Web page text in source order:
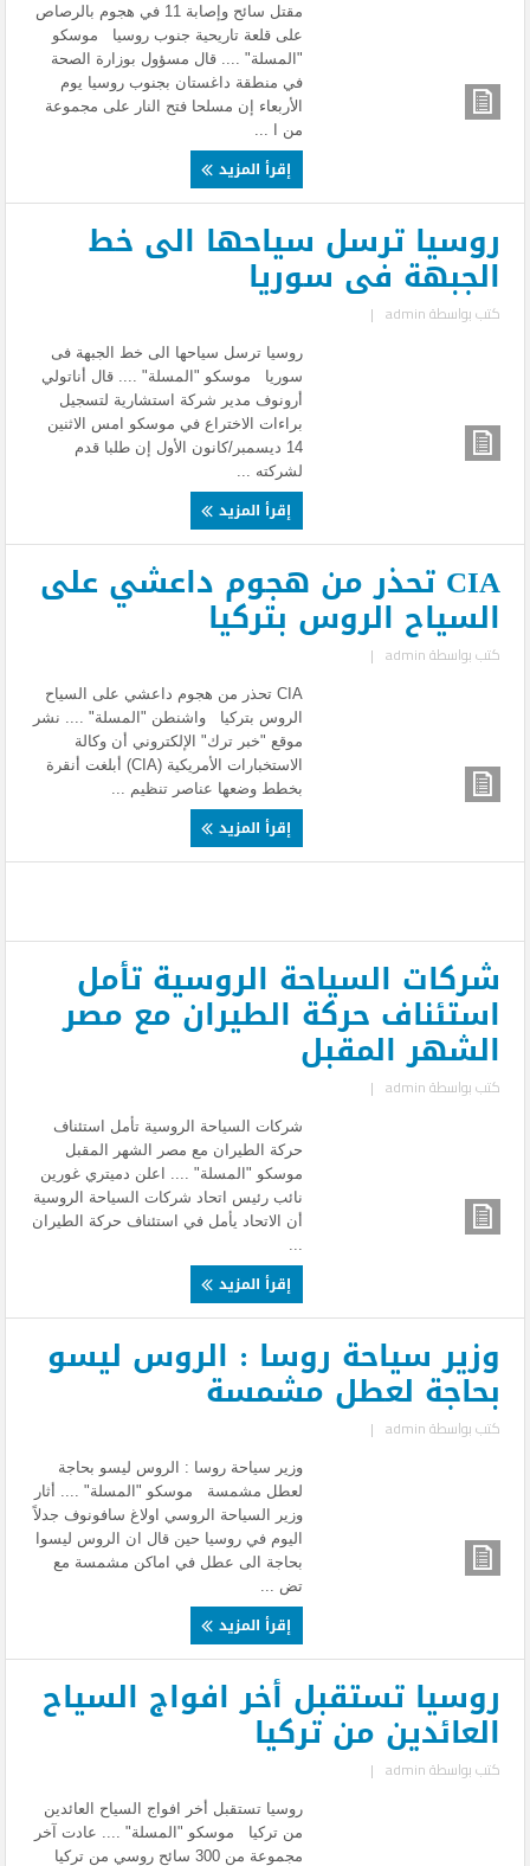
مقتل سائح وإصابة 11 في هجوم بالرصاص
على قلعة تاريحية جنوب روسيا موسكو
"المسلة" .... قال مسؤول بوزارة الصحة
في منطقة داغستان بجنوب روسيا يوم
الأربعاء إن مسلحا فتح النار على مجموعة
من ا ...
إقرأ المزيد
روسيا ترسل سياحها الى خط
الجبهة فى سوريا
كتب بواسطةadmin
|
روسيا ترسل سياحها الى خط الجبهة فى
سوريا موسكو "المسلة" .... قال أناتولي
أرونوف مدير شركة استشارية لتسجيل
براءات الاختراع في موسكو امس الاثنين
14 ديسمبر/كانون الأول إن طلبا قدم
لشركته ...
إقرأ المزيد
CIA تحذر من هجوم داعشي على
السياح الروس بتركيا
كتب بواسطةadmin
|
CIA تحذر من هجوم داعشي على السياح
الروس بتركيا واشنطن "المسلة" .... نشر
موقع "خبر ترك" الإلكتروني أن وكالة
الاستخبارات الأمريكية (CIA) أبلغت أنقرة
بخطط وضعها عناصر تنظيم ...
إقرأ المزيد
شركات السياحة الروسية تأمل
استئناف حركة الطيران مع مصر
الشهر المقبل
كتب بواسطةadmin
|
شركات السياحة الروسية تأمل استئناف
حركة الطيران مع مصر الشهر المقبل
موسكو "المسلة" .... اعلن دميتري غورين
نائب رئيس اتحاد شركات السياحة الروسية
أن الاتحاد يأمل في استئناف حركة الطيران
إقرأ المزيد
وزير سياحة روسا : الروس ليسو
بحاجة لعطل مشمسة
كتب بواسطةadmin
|
وزير سياحة روسا : الروس ليسو بحاجة
لعطل مشمسة موسكو "المسلة" .... أثار
وزير السياحة الروسي اولاغ سافونوف جدلاً
اليوم في روسيا حين قال ان الروس ليسوا
بحاجة الى عطل في اماكن مشمسة مع
تض ...
إقرأ المزيد
روسيا تستقبل أخر افواج السياح
العائدين من تركيا
كتب بواسطةadmin
|
روسيا تستقبل أخر افواج السياح العائدين
من تركيا موسكو "المسلة" .... عادت آخر
مجموعة من 300 سائح روسي من تركيا